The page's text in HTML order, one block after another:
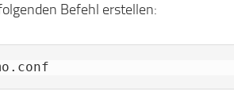
Befehl erstellen: